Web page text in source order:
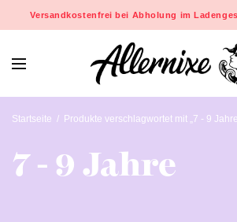
Versandkostenfrei bei Abholung im
Startseite / Produkte verschlagwortet mit „7 - 9
7 - 9 Jahre